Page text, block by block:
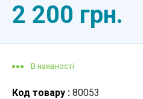
2 200 грн.
В наявності
Код товару : 80053